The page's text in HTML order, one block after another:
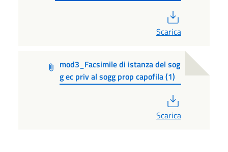
Scarica
mod3_Facsimile di istanza del sog
g ec priv al sogg prop capofila (1)
Scarica